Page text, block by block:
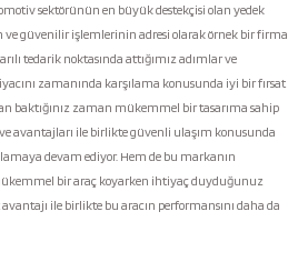
sektörünün en büyük destekçisi olan yedek
ve güvenilir işlemlerinin adresi olarak örnek bir firma
tedarik noktasında attığımız adımlar ve
zamanında karşılama konusunda iyi bir fırsat
baktığınız zaman mükemmel bir tasarıma sahip
avantajları ile birlikte güvenli ulaşım konusunda
devam ediyor. Hem de bu markanın
bir araç koyarken ihtiyaç duyduğunuz
ile birlikte bu aracın performansını daha da